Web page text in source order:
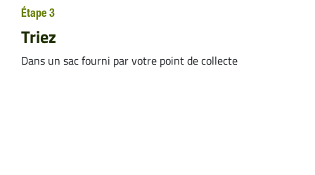
Étape 3
Triez
Dans un sac fourni par votre point de collecte